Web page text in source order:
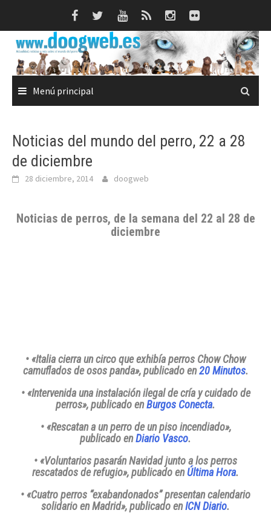
Menú principal
Noticias del mundo del perro, 22 a 28
de diciembre
28 diciembre, 2014 doogweb
Noticias de perros, de la semana del 22 al 28 de
diciembre
• «Italia cierra un circo que exhibía perros Chow Chow
camuflados de osos panda», publicado en20 Minutos.
• «Intervenida una instalación ilegal de cría y cuidado de
perros», publicado enBurgos Conecta.
• «Rescatan a un perro de un piso incendiado»,
publicado enDiario Vasco.
• «Voluntarios pasarán Navidad junto a los perros
rescatados de refugio», publicado enÚltima Hora.
• «Cuatro perros “exabandonados” presentan calendario
solidario en Madrid», publicado enICN Diario.